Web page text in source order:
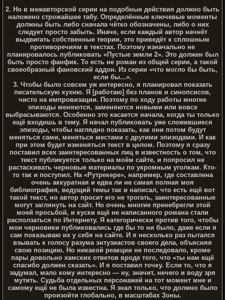
2. Но в межавторской серии на подобные действия должно быть
наложено строжайшее табу. Определённые ключевые моменты
должны быть либо сначала чётко обозначены, либо о них
следует просто забыть. Иначе, если каждый автор начнёт
выдвигать собственные теории, это приведёт к сплошным
противоречиям в текстах. Поэтому изначально не
планировалось публиковать «Пустые земли 2». Это должен был
быть просто фанфик. То есть не роман из общей серии, а такой
своеобразный фановский аддон. Из серии «что могло бы быть,
если бы...».
3. Чтобы было совсем уж интересно, я планировал показать
писательскую кухню. Я [работаю] без планов и синопсисов,
чисто на импровизации. Поэтому по ходу работы многие
эпизоды меняются, заменяются новыми или вовсе
выбрасываются. Особенно это касается начала, когда ты только
ещё входишь в тему. Я начал публиковать уже сложившиеся
эпизоды, чтобы наглядно показать, как они потом будут
меняться сами, меняться местами с другими эпизодами. И как
при этом будет изменяться текст в целом. Поэтому я сразу
поставил всех заинтересованных лиц в известность о том, что
текст публикуется только на моём сайте, и попросил не
растаскивать черновые материалы по укромным уголкам. Кто-
то так и поступил. На «Рутрекере», например, где составлена
очень аккуратная и едва ли не самая полная моя
библиография, ведущий темы так и написал, что есть ещё вот
такой текст, но автор просит его не трогать, заинтересованные
могут заглянуть на сайт. Но очень многие пренебрегли этой
моей просьбой, и куски ещё не написанного романа стали
расползаться по Интернету. Я категорически против того, чтобы
мои черновики публиковались где бы то ни было, даже если я
сам показываю их у себя на сайте. И я несколько раз пытался
взывать к голосу разума энтузиастов своего дела, объясняя
свою позицию. Но никакой реакции не последовало, кроме
пары довольно хамских ответов вроде того, что «ты нам ещё
спасибо должен сказать». И я поставил точку. Если то, что я
задумал, мало кому интересно — ну, значит, нечего и воду зря
мутить. Судьба отдельных персонажей на тот момент мне и
самому ещё не была известна. Я знал только, что должно было
произойти глобально, в масштабах Зоны.